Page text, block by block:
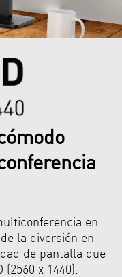
en
la diversión en
de pantalla que
x 1440).